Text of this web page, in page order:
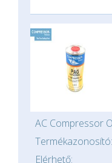
AC Compressor
Termékazonosító:
Elérhető: